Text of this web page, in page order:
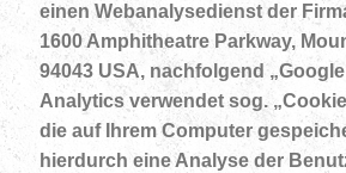
einen Webanalysedienst der
1600 Amphitheatre Parkway,
94043 USA, nachfolgend
Analytics verwendet sog.
die auf Ihrem Computer
hierdurch eine Analyse der